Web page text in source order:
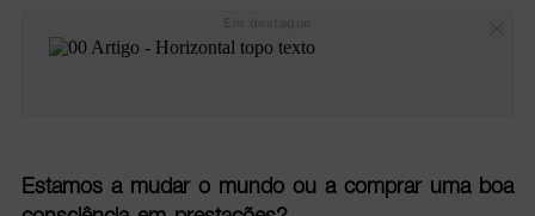
Estamos a mudar o mundo ou a comprar uma boa